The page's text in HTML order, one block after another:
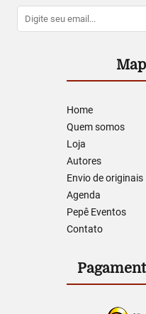
Home
Quem somos
Loja
Autores
Envio de originais
Agenda
Pepê Eventos
Contato